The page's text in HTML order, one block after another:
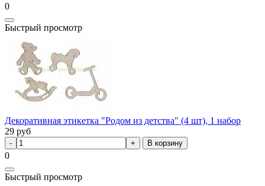
0
Быстрый просмотр
Декоративная этикетка "Родом из детства" (4 шт), 1 набор
29 руб
В корзину
0
Быстрый просмотр